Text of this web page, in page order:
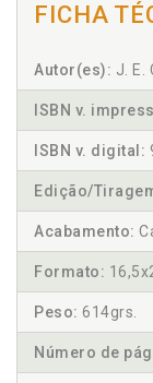
FICHA
Autor(es): J. E.
ISBN v.
ISBN v. digital:
Edição/
Acabamento:
Formato:
Peso: 614grs.
Número de